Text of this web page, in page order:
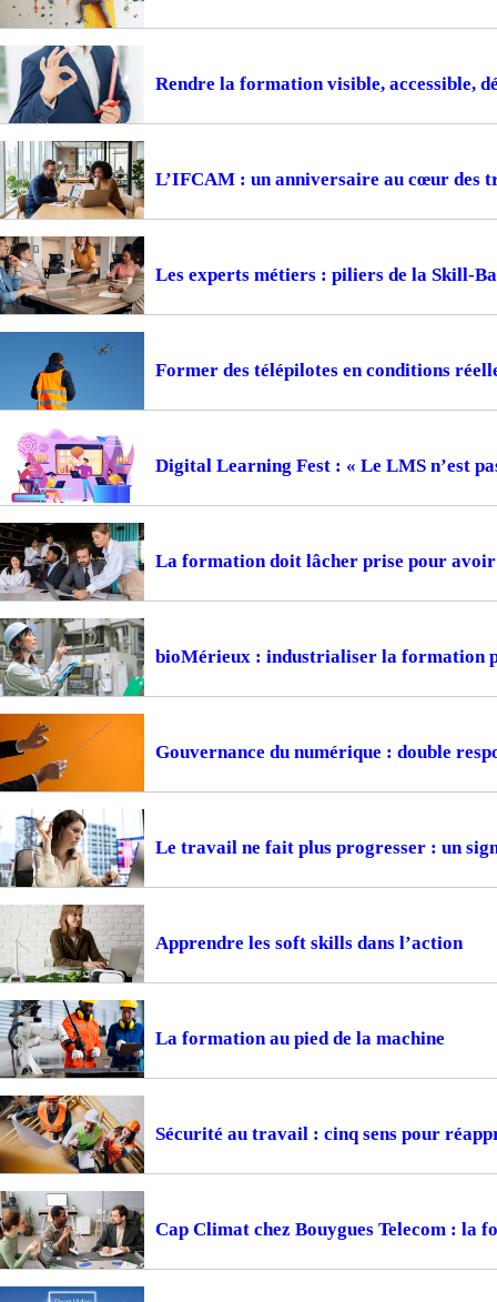
Rendre la formation visible, accessible,
L’IFCAM : un anniversaire au cœur des
Les experts métiers : piliers de la Skill-
Former des télépilotes en conditions
Digital Learning Fest : « Le LMS n’est
La formation doit lâcher prise pour avoir
bioMérieux : industrialiser la formation
Gouvernance du numérique : double
Le travail ne fait plus progresser : un
Apprendre les soft skills dans l’action
La formation au pied de la machine
Sécurité au travail : cinq sens pour
Cap Climat chez Bouygues Telecom : la